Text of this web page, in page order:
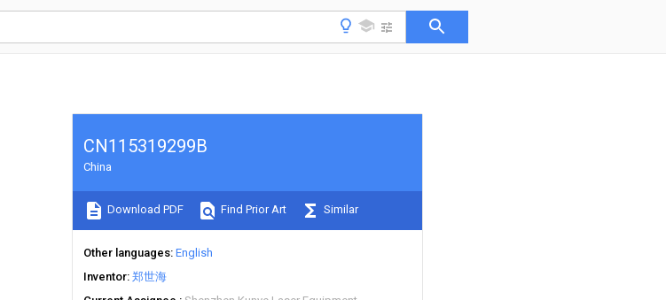
CN115319299B
China
Download PDF Find Prior Art Similar
Other languages English
Inventor 郑世海